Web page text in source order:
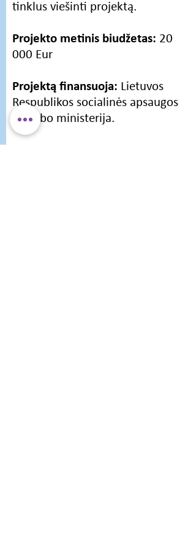
tinklus viešinti projektą.
Projekto metinis biudžetas: 20
000 Eur
Projektą finansuoja: Lietuvos
Respublikos socialinės apsaugos
ir darbo ministerija.